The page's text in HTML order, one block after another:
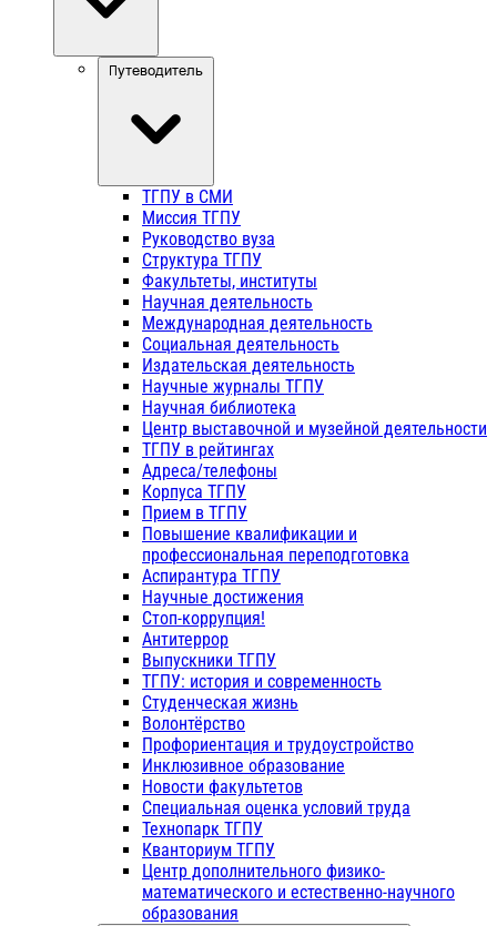
Путеводитель
ТГПУ в СМИ
Миссия ТГПУ
Руководство вуза
Структура ТГПУ
Факультеты, институты
Научная деятельность
Международная деятельность
Социальная деятельность
Издательская деятельность
Научные журналы ТГПУ
Научная библиотека
Центр выставочной и музейной деятельности
ТГПУ в рейтингах
Адреса/телефоны
Корпуса ТГПУ
Прием в ТГПУ
Повышение квалификации и
профессиональная переподготовка
Аспирантура ТГПУ
Научные достижения
Стоп-коррупция!
Антитеррор
Выпускники ТГПУ
ТГПУ: история и современность
Студенческая жизнь
Волонтёрство
Профориентация и трудоустройство
Инклюзивное образование
Новости факультетов
Специальная оценка условий труда
Технопарк ТГПУ
Кванториум ТГПУ
Центр дополнительного физико-
математического и естественно-научного
образования